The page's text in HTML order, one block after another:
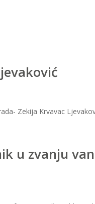
Zekija Krvavac
u zvanju